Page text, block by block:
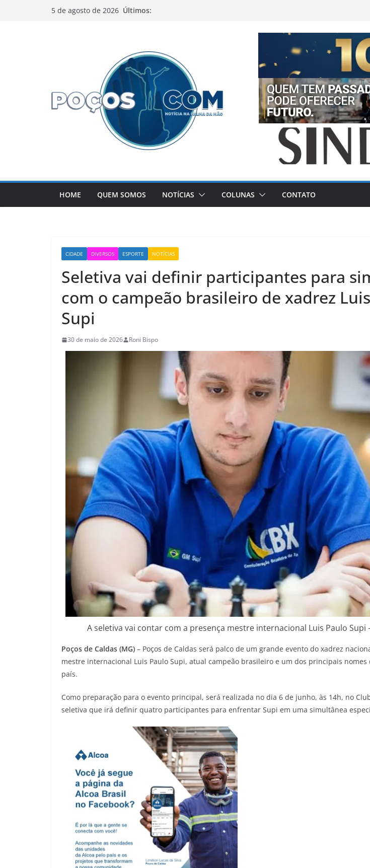
5 de agosto de 2026 Últimos:
HOME QUEM SOMOS NOTÍCIAS COLUNAS CONTATO
CIDADE DIVERSOS ESPORTE NOTÍCIAS
Seletiva vai definir participantes para
com o campeão brasileiro de xadrez
Supi
30 de maio de 2026 Roni Bispo
A seletiva vai contar com a presença mestre internacional Luis Paulo Supi
Poços de Caldas (MG) – Poços de Caldas será palco de um grande evento do xadrez
mestre internacional Luis Paulo Supi, atual campeão brasileiro e um dos principais
país.
Como preparação para o evento principal, será realizada no dia 6 de junho, às 14h, no
seletiva que irá definir quatro participantes para enfrentar Supi em uma simultânea